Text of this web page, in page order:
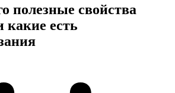
полезные свойства
какие есть